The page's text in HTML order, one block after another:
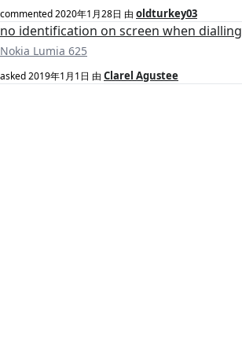
commented2020年1月28日 由 oldturkey03
no identification on screen when dialling
Nokia Lumia 625
asked2019年1月1日 由 Clarel Agustee